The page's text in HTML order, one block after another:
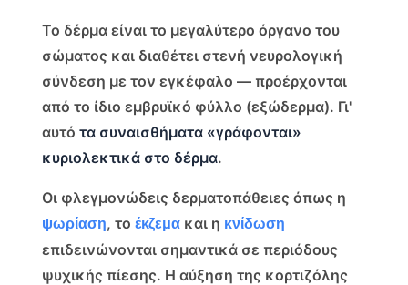
Το δέρμα είναι το μεγαλύτερο όργανο του
σώματος και διαθέτει στενή νευρολογική
σύνδεση με τον εγκέφαλο — προέρχονται
από το ίδιο εμβρυϊκό φύλλο (εξώδερμα). Γι'
αυτότα συναισθήματα «γράφονται»
κυριολεκτικά στο δέρμα.
Οι φλεγμονώδεις δερματοπάθειες όπως η
ψωρίαση, τοέκζεμα και η κνίδωση
επιδεινώνονται σημαντικά σε περιόδους
ψυχικής πίεσης. Η αύξηση της κορτιζόλης